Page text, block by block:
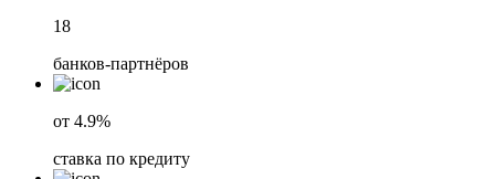
18
банков-партнёров
от 4.9%
ставка по кредиту